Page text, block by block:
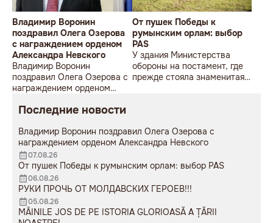
Владимир Воронин
поздравил Олега Озерова
с награждением орденом
Александра Невского
Владимир Воронин
поздравил Олега Озерова с
награждением орденом
От пушек Победы к
румынским орлам: выбор
PAS
У здания Министерства
обороны на постамент, где
прежде стояла знаменитая
Последние новости
Владимир Воронин поздравил Олега Озерова с
награждением орденом Александра Невского
07.08.26
От пушек Победы к румынским орлам: выбор PAS
06.08.26
РУКИ ПРОЧЬ ОТ МОЛДАВСКИХ ГЕРОЕВ!!!
05.08.26
MÂINILE JOS DE PE ISTORIA GLORIOASĂ A ȚĂRII